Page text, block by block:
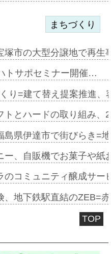
まちづくり
塚市の大型分譲地で再
トサポセミナー開催…
り=建て替え提案推進
トとハードの取り組み
島県伊達市で街びらき=
ー、自販機でお菓子や
のコミュニティ醸成サ
、地下鉄駅直結のZEB=
TOP